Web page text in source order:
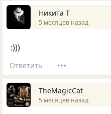
Никита Т
5 месяцев назад
:)))
Ответить
TheMagicCat
5 месяцев назад